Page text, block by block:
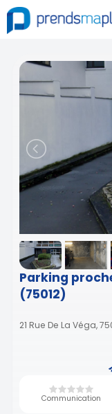
Parking
(75012)
21 Rue De La Véga,
Communication